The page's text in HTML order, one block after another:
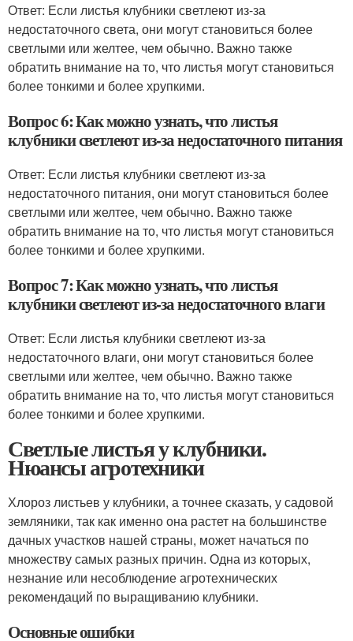
Ответ: Если листья клубники светлеют из-за
недостаточного света, они могут становиться более
светлыми или желтее, чем обычно. Важно также
обратить внимание на то, что листья могут становиться
более тонкими и более хрупкими.
Вопрос 6: Как можно узнать, что листья
клубники светлеют из-за недостаточного питания
Ответ: Если листья клубники светлеют из-за
недостаточного питания, они могут становиться более
светлыми или желтее, чем обычно. Важно также
обратить внимание на то, что листья могут становиться
более тонкими и более хрупкими.
Вопрос 7: Как можно узнать, что листья
клубники светлеют из-за недостаточного влаги
Ответ: Если листья клубники светлеют из-за
недостаточного влаги, они могут становиться более
светлыми или желтее, чем обычно. Важно также
обратить внимание на то, что листья могут становиться
более тонкими и более хрупкими.
Светлые листья у клубники.
Нюансы агротехники
Хлороз листьев у клубники, а точнее сказать, у садовой
земляники, так как именно она растет на большинстве
дачных участков нашей страны, может начаться по
множеству самых разных причин. Одна из которых,
незнание или несоблюдение агротехнических
рекомендаций по выращиванию клубники.
Основные ошибки